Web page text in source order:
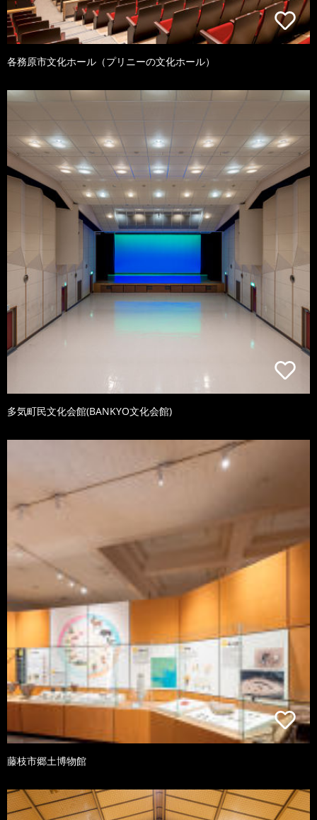
各務原市文化ホール（プリニーの文化ホール）
多気町民文化会館(BANKYO文化会館)
藤枝市郷土博物館